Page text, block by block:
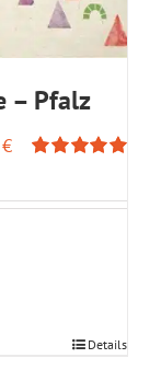
– Pfalz
5
€
Details